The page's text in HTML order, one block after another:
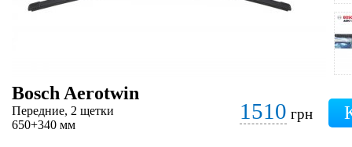
Bosch Aerotwin
Передние, 2 щетки
650+340 мм
1510 грн